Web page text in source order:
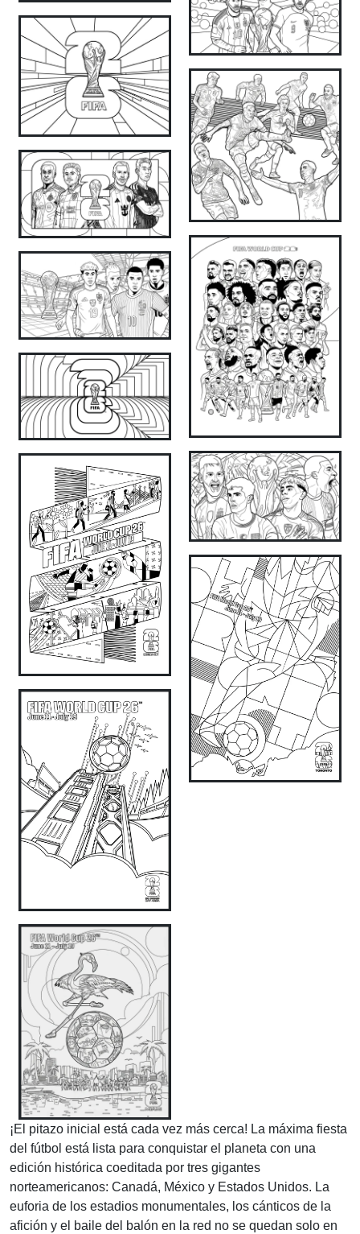
¡El pitazo inicial está cada vez más cerca! La máxima fiesta
del fútbol está lista para conquistar el planeta con una
edición histórica coeditada por tres gigantes
norteamericanos: Canadá, México y Estados Unidos. La
euforia de los estadios monumentales, los cánticos de la
afición y el baile del balón en la red no se quedan solo en